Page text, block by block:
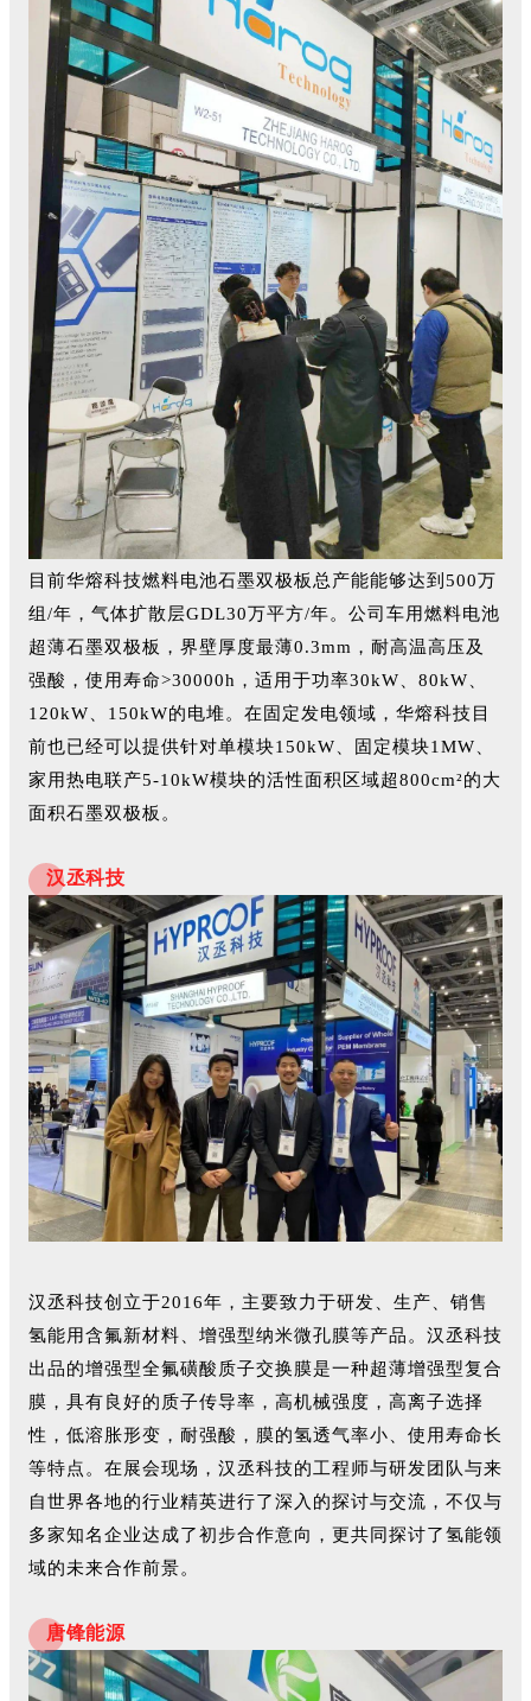
目前华熔科技燃料电池石墨双极板总产能能够达到500万
组/年，气体扩散层GDL30万平方/年。公司车用燃料电池
超薄石墨双极板，界壁厚度最薄0.3mm，耐高温高压及
强酸，使用寿命>30000h，适用于功率30kW、80kW、
120kW、150kW的电堆。在固定发电领域，华熔科技目
前也已经可以提供针对单模块150kW、固定模块1MW、
家用热电联产5-10kW模块的活性面积区域超800cm²的大
面积石墨双极板。
汉丞科技
汉丞科技创立于2016年，主要致力于研发、生产、销售
氢能用含氟新材料、增强型纳米微孔膜等产品。汉丞科技
出品的增强型全氟磺酸质子交换膜是一种超薄增强型复合
膜，具有良好的质子传导率，高机械强度，高离子选择
性，低溶胀形变，耐强酸，膜的氢透气率小、使用寿命长
等特点。在展会现场，汉丞科技的工程师与研发团队与来
自世界各地的行业精英进行了深入的探讨与交流，不仅与
多家知名企业达成了初步合作意向，更共同探讨了氢能领
域的未来合作前景。
唐锋能源